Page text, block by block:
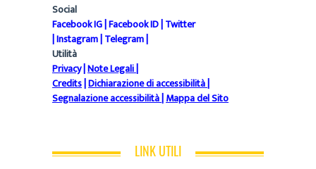
Social
Facebook IG|Facebook ID|Twitter
|Instagram|Telegram|
Utilità
Privacy|Note Legali|
Credits|Dichiarazione di accessibilità|
Segnalazione accessibilità|Mappa del Sito
LINK UTILI